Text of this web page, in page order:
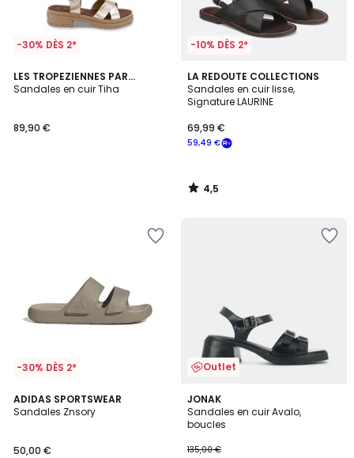
-30% DÈS 2*
LES TROPEZIENNES PAR
M.BELARBI
Sandales en cuir Tiha
89,90 €
-10% DÈS 2*
LA REDOUTE COLLECTIONS
Sandales en cuir lisse,
Signature LAURINE
59,49 €
69,99 €
4,5
/ 5
4,5
/
-30% DÈS 2*
ADIDAS SPORTSWEAR
Sandales Znsory
50,00 €
4,7
/ 5
2
Couleurs
Outlet
JONAK
Sandales en cuir Avalo,
boucles
135,00 €
4,4
/ 5